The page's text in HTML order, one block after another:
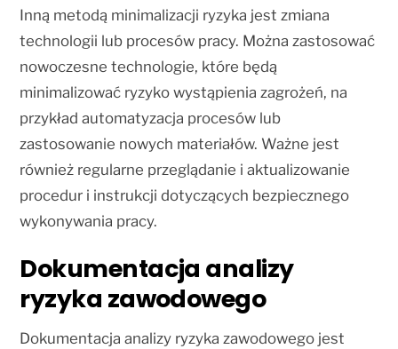
Inną metodą minimalizacji ryzyka jest zmiana
technologii lub procesów pracy. Można zastosować
nowoczesne technologie, które będą
minimalizować ryzyko wystąpienia zagrożeń, na
przykład automatyzacja procesów lub
zastosowanie nowych materiałów. Ważne jest
również regularne przeglądanie i aktualizowanie
procedur i instrukcji dotyczących bezpiecznego
wykonywania pracy.
Dokumentacja analizy
ryzyka zawodowego
Dokumentacja analizy ryzyka zawodowego jest